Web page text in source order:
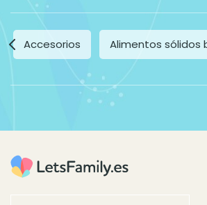
Accesorios Alimentos sólidos